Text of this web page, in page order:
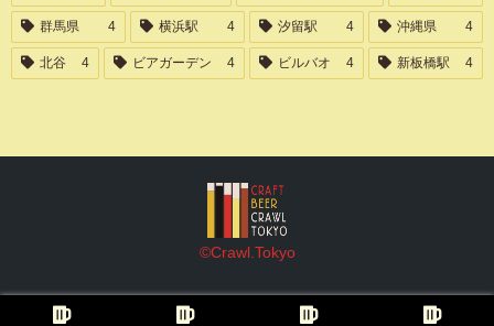
群馬県 4 横浜駅 4 汐留駅 4 沖縄県 4
北谷 4 ビアガーデン 4 ビルバオ 4 新板橋駅 4
©Crawl.Tokyo